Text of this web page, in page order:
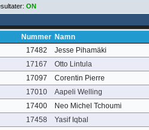
ON
Nummer Namn
17482
Jesse Pihamäki
17167
Otto Lintula
17097
Corentin Pierre
17010
Aapeli Welling
17400
Neo Michel Tchoumi
17458
Yasif Iqbal